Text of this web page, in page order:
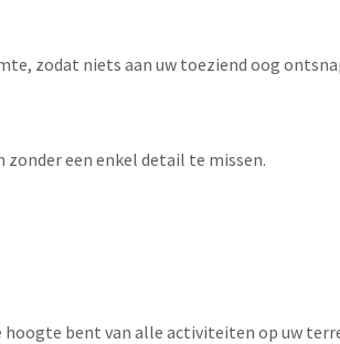
zodat niets aan uw toeziend oog
zonder een enkel detail te missen.
hoogte bent van alle activiteiten op uw